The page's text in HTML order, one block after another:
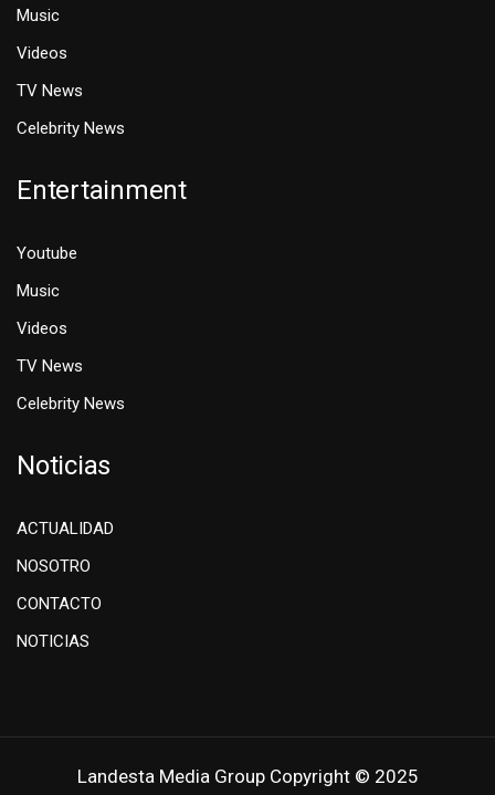
Music
Videos
TV News
Celebrity News
Entertainment
Youtube
Music
Videos
TV News
Celebrity News
Noticias
ACTUALIDAD
NOSOTRO
CONTACTO
NOTICIAS
Landesta Media Group Copyright © 2025